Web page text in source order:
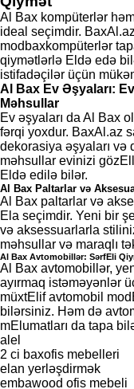
Al Bax kompüterlər
ideal seçimdir.
modbaxkompüterlər
qiymətlərlə Eldə edə
istifadəçilər üçün
Al Bax Ev Əşyaları:
Məhsullar
Ev əşyaları da Al Bax
fərqi yoxdur. BaxAl.az
dekorasiya əşyaları və
məhsullar evinizi
Eldə edilə bilər.
Al Bax Paltarlar və
Al Bax paltarlar və
Ela seçimdir. Yeni bir
və aksessuarlarla
məhsullar və maraqlı
Al Bax Avtomobillər: SərfEli
Al Bax avtomobillər,
ayırmaq istəməyənlər
müxtElif avtomobil
bilərsiniz. Həm də
mElumatları da tapa
alel
2 ci baxofis mebelleri
elan yerləşdirmək
embawood ofis mebeli